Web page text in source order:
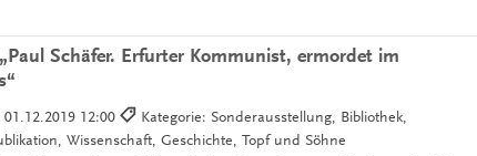
Schäfer. Erfurter Kommunist, ermordet im
01.12.2019 12:00
Kategorie: Sonderausstellung, Bibliothek,
Wissenschaft, Geschichte, Topf und Söhne